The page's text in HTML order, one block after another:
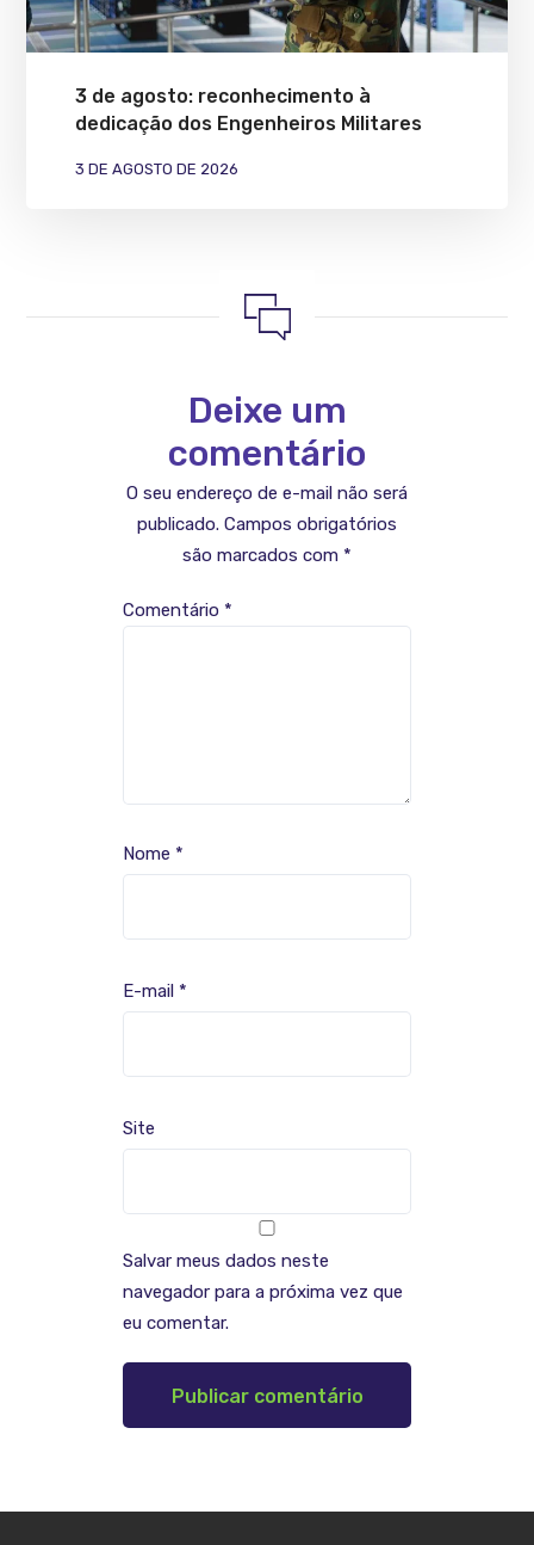
3 de agosto: reconhecimento à
dedicação dos Engenheiros Militares
3 DE AGOSTO DE 2026
Deixe um
comentário
O seu endereço de e-mail não será
publicado. Campos obrigatórios
são marcados com *
Comentário *
Nome *
E-mail *
Site
Salvar meus dados neste
navegador para a próxima vez que
eu comentar.